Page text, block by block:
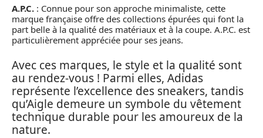
A.P.C. : Connue pour son approche minimaliste, cette
marque française offre des collections épurées qui font la
part belle à la qualité des matériaux et à la coupe. A.P.C. est
particulièrement appréciée pour ses jeans.
Avec ces marques, le style et la qualité sont
au rendez-vous ! Parmi elles, Adidas
représente l’excellence des sneakers, tandis
qu’Aigle demeure un symbole du vêtement
technique durable pour les amoureux de la
nature.